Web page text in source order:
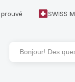
pour une
SWISS
Bonjour! Des